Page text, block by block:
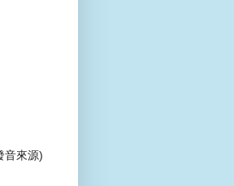
音來源)